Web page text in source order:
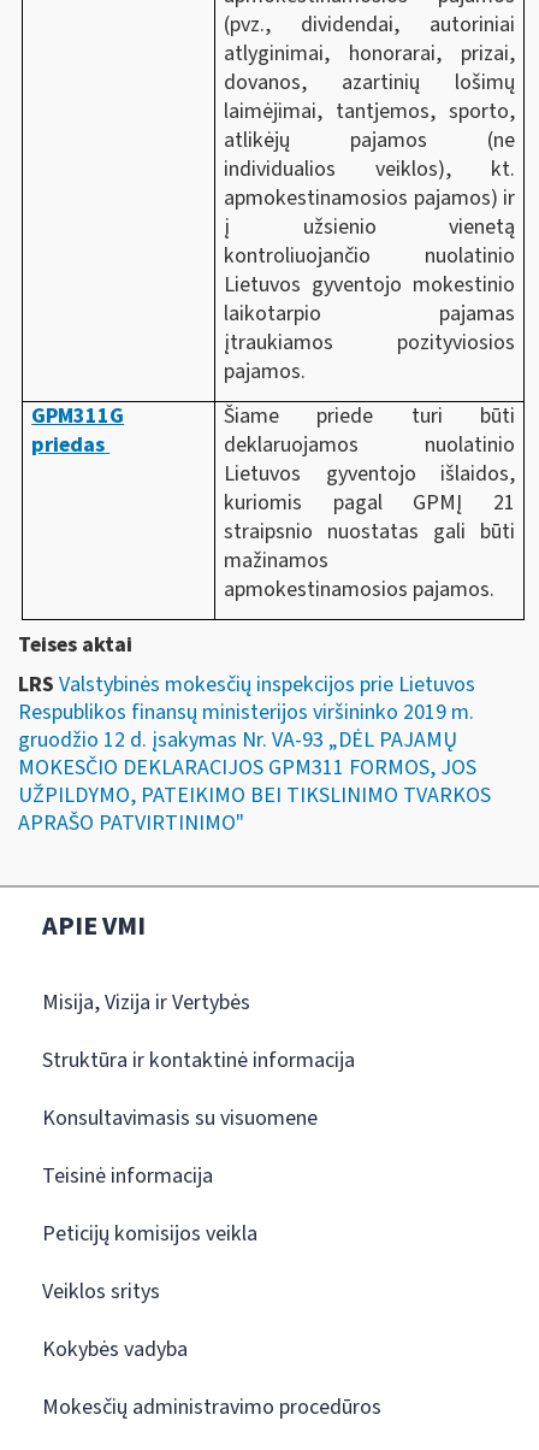
(pvz., dividendai, autoriniai
atlyginimai, honorarai, prizai,
dovanos, azartinių lošimų
laimėjimai, tantjemos, sporto,
atlikėjų pajamos (ne
individualios veiklos), kt.
apmokestinamosios pajamos) ir
į užsienio vienetą
kontroliuojančio nuolatinio
Lietuvos gyventojo mokestinio
laikotarpio pajamas
įtraukiamos pozityviosios
pajamos.
GPM311G
priedas
Šiame priede turi būti
deklaruojamos nuolatinio
Lietuvos gyventojo išlaidos,
kuriomis pagal GPMĮ 21
straipsnio nuostatas gali būti
mažinamos
apmokestinamosios pajamos.
Teises aktai
LRS Valstybinės mokesčių inspekcijos prie Lietuvos
Respublikos finansų ministerijos viršininko 2019 m.
gruodžio 12 d. įsakymas Nr. VA-93 „DĖL PAJAMŲ
MOKESČIO DEKLARACIJOS GPM311 FORMOS, JOS
UŽPILDYMO, PATEIKIMO BEI TIKSLINIMO TVARKOS
APRAŠO PATVIRTINIMO"
APIE VMI
Misija, Vizija ir Vertybės
Struktūra ir kontaktinė informacija
Konsultavimasis su visuomene
Teisinė informacija
Peticijų komisijos veikla
Veiklos sritys
Kokybės vadyba
Mokesčių administravimo procedūros